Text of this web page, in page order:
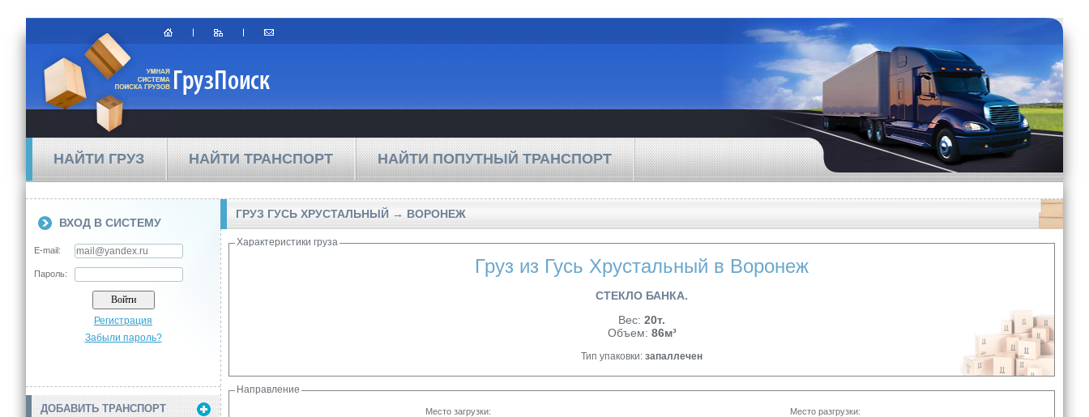
НАЙТИ ГРУЗ НАЙТИ ТРАНСПОРТ НАЙТИ ПОПУТНЫЙ ТРАНСПОРТ
ВХОД В СИСТЕМУ
E-mail:
Пароль:
Регистрация
Забыли пароль?
ДОБАВИТЬ ТРАНСПОРТ
ГРУЗ ГУСЬ ХРУСТАЛЬНЫЙ → ВОРОНЕЖ
Характеристики груза
Груз из Гусь Хрустальный в Воронеж
СТЕКЛО БАНКА.
Вес: 20т.
Объем: 86м³
Тип упаковки: запаллечен
Направление
Место загрузки:
Место разгрузки: